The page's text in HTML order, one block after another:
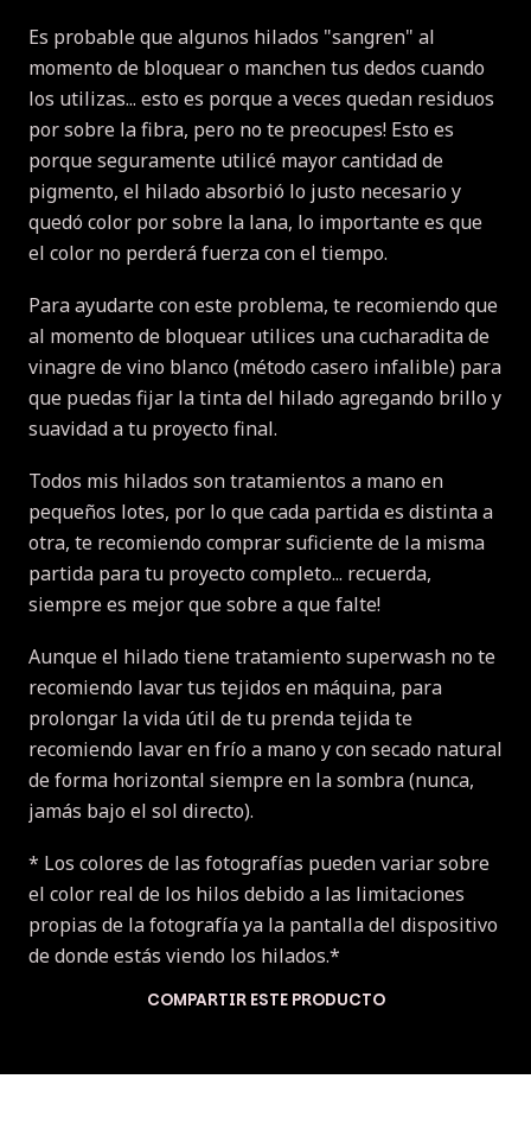
Es probable que algunos hilados "sangren" al
momento de bloquear o manchen tus dedos cuando
los utilizas... esto es porque a veces quedan residuos
por sobre la fibra, pero no te preocupes! Esto es
porque seguramente utilicé mayor cantidad de
pigmento, el hilado absorbió lo justo necesario y
quedó color por sobre la lana, lo importante es que
el color no perderá fuerza con el tiempo.
Para ayudarte con este problema, te recomiendo que
al momento de bloquear utilices una cucharadita de
vinagre de vino blanco (método casero infalible) para
que puedas fijar la tinta del hilado agregando brillo y
suavidad a tu proyecto final.
Todos mis hilados son tratamientos a mano en
pequeños lotes, por lo que cada partida es distinta a
otra, te recomiendo comprar suficiente de la misma
partida para tu proyecto completo... recuerda,
siempre es mejor que sobre a que falte!
Aunque el hilado tiene tratamiento superwash no te
recomiendo lavar tus tejidos en máquina, para
prolongar la vida útil de tu prenda tejida te
recomiendo lavar en frío a mano y con secado natural
de forma horizontal siempre en la sombra (nunca,
jamás bajo el sol directo).
* Los colores de las fotografías pueden variar sobre
el color real de los hilos debido a las limitaciones
propias de la fotografía ya la pantalla del dispositivo
de donde estás viendo los hilados.*
COMPARTIR ESTE PRODUCTO